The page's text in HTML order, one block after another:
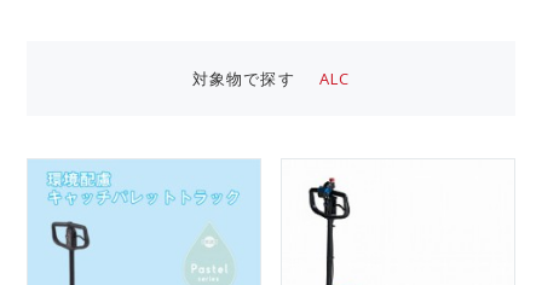
対象物で探す ALC